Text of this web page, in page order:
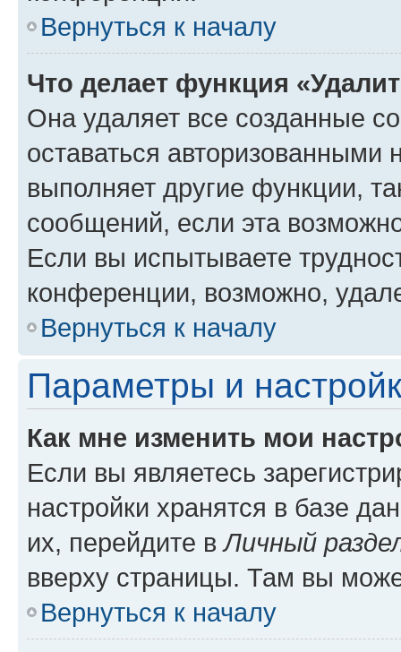
Вернуться к началу
Что делает функция
Она удаляет все созданные
оставаться авторизованными
выполняет другие функции,
сообщений, если эта
Если вы испытываете
конференции, возможно,
Вернуться к началу
Параметры и
Как мне изменить мои
Если вы являетесь
настройки хранятся в базе
их, перейдите вЛичный
вверху страницы. Там вы
Вернуться к началу